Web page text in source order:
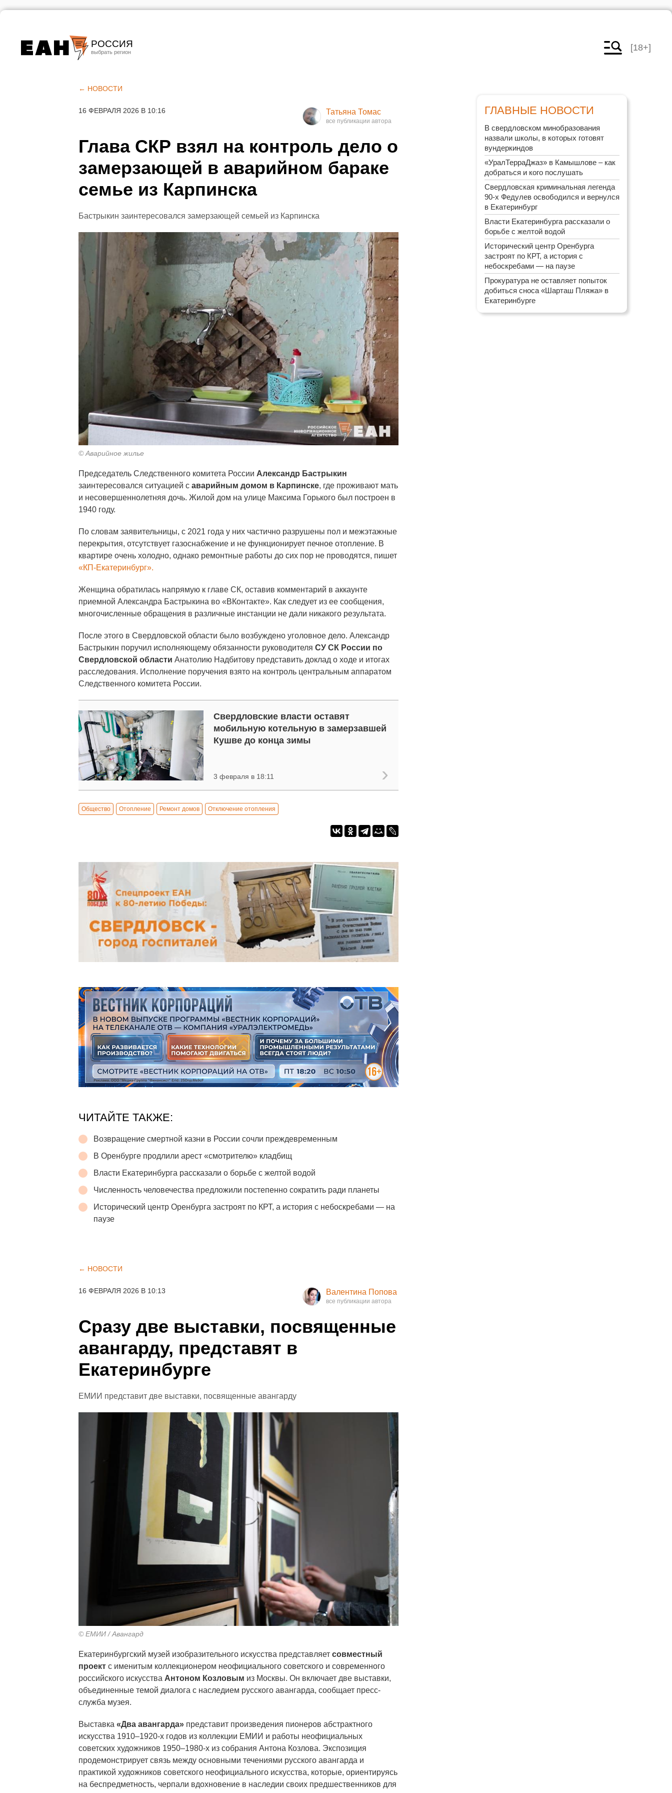
РОССИЯ
Челябинск
[18+]
← НОВОСТИ
16 ФЕВРАЛЯ 2026 В 10:16 Татьяна Томас
Глава СКР взял на контроль дело о
замерзающей в аварийном бараке
семье из Карпинска
Бастрыкин заинтересовался замерзающей семьей из Карпинска
© Аварийное жилье
Председатель Следственного комитета России Александр Бастрыкин
заинтересовался ситуацией с аварийным домом в Карпинске, где проживают мать
и несовершеннолетняя дочь. Жилой дом на улице Максима Горького был построен в
1940 году.
По словам заявительницы, с 2021 года у них частично разрушены пол и межэтажные
перекрытия, отсутствует газоснабжение и не функционирует печное отопление. В
квартире очень холодно, однако ремонтные работы до сих пор не проводятся, пишет
«КП-Екатеринбург».
Женщина обратилась напрямую к главе СК, оставив комментарий в аккаунте
приемной Александра Бастрыкина во «ВКонтакте». Как следует из ее сообщения,
многочисленные обращения в различные инстанции не дали никакого результата.
После этого в Свердловской области было возбуждено уголовное дело. Александр
Бастрыкин поручил исполняющему обязанности руководителя СУ СК России по
Свердловской области Анатолию Надбитову представить доклад о ходе и итогах
расследования. Исполнение поручения взято на контроль центральным аппаратом
Следственного комитета России.
Свердловские власти оставят
мобильную котельную в замерзавшей
Кушве до конца зимы
3 февраля в 18:11
Общество Отопление Ремонт домов Отключение отопления
ЧИТАЙТЕ ТАКЖЕ:
Возвращение смертной казни в России сочли преждевременным
В Оренбурге продлили арест «смотрителю» кладбищ
Власти Екатеринбурга рассказали о борьбе с желтой водой
Численность человечества предложили постепенно сократить ради планеты
Исторический центр Оренбурга застроят по КРТ, а история с небоскребами — на
паузе
← НОВОСТИ
16 ФЕВРАЛЯ 2026 В 10:13 Валентина Попова
Сразу две выставки, посвященные
авангарду, представят в
Екатеринбурге
ЕМИИ представит две выставки, посвященные авангарду
© ЕМИИ / Авангард
Екатеринбургский музей изобразительного искусства представляет совместный
проект с именитым коллекционером неофициального советского и современного
российского искусства Антоном Козловым из Москвы. Он включает две выставки,
объединенные темой диалога с наследием русского авангарда, сообщает пресс-
служба музея.
Выставка «Два авангарда» представит произведения пионеров абстрактного
искусства 1910–1920-х годов из коллекции ЕМИИ и работы неофициальных
советских художников 1950–1980-х из собрания Антона Козлова. Экспозиция
продемонстрирует связь между основными течениями русского авангарда и
практикой художников советского неофициального искусства, которые, ориентируясь
на беспредметность, черпали вдохновение в наследии своих предшественников для
ГЛАВНЫЕ НОВОСТИ
В свердловском минобразования
назвали школы, в которых готовят
вундеркиндов
«УралТерраДжаз» в Камышлове – как
добраться и кого послушать
Свердловская криминальная легенда
90-х Федулев освободился и вернулся
в Екатеринбург
Власти Екатеринбурга рассказали о
борьбе с желтой водой
Исторический центр Оренбурга
застроят по КРТ, а история с
небоскребами — на паузе
Прокуратура не оставляет попыток
добиться сноса «Шарташ Пляжа» в
Екатеринбурге